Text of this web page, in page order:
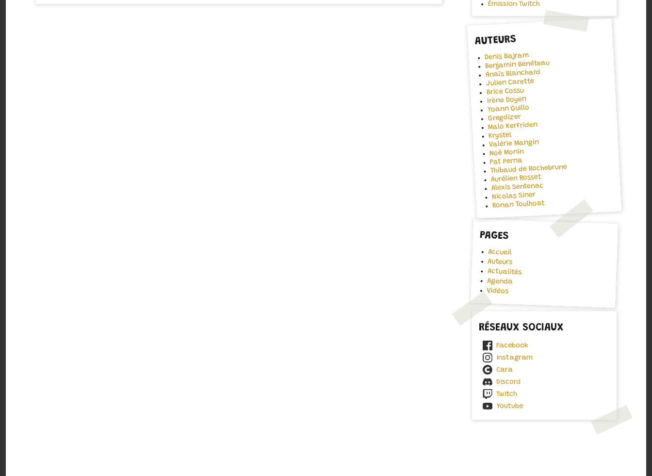
Émission Twitch
AUTEURS
Denis Bajram
Benjamin Benéteau
Anaïs Blanchard
Julien Carette
Brice Cossu
Irène Doyen
Yoann Guillo
Gregdizer
Malo Kerfriden
Krystel
Valérie Mangin
Noë Monin
Pat Perna
Thibaud de Rochebrune
Aurélien Rosset
Alexis Sentenac
Nicolas Siner
Ronan Toulhoat
PAGES
Accueil
Auteurs
Actualités
Agenda
Vidéos
RÉSEAUX SOCIAUX
Facebook
Instagram
Cara
Discord
Twitch
Youtube